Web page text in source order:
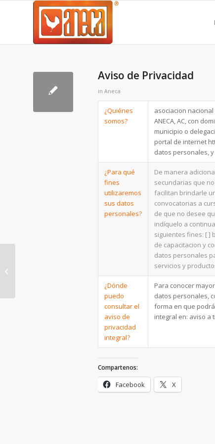
Aviso de Privacidad
in Aneca
¿Quiénes
somos?
asociacion
ANECA, AC, con
municipio o
portal de internet
datos personales,
¿Para qué
fines
utilizaremos
sus datos
personales?
De manera
secundarias que
facilitan brindarle
convocatorias a
de que no desee
indíquelo a
siguientes fines: [ ]
de capacitacion y
datos personales
servicios y
¿Dónde
puedo
consultar el
aviso de
privacidad
integral?
Para conocer
datos personales,
forma en que
integral en: aviso a
Compartenos:
Facebook X